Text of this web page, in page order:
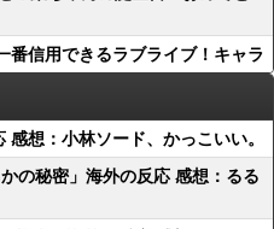
番信用できるラブライブ！キャラ
想：小林ソード、かっこいい。
の秘密」海外の反応 感想：るる